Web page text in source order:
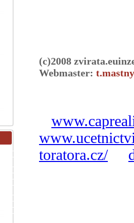
(c)2008
Webmaster:
toratora.cz/